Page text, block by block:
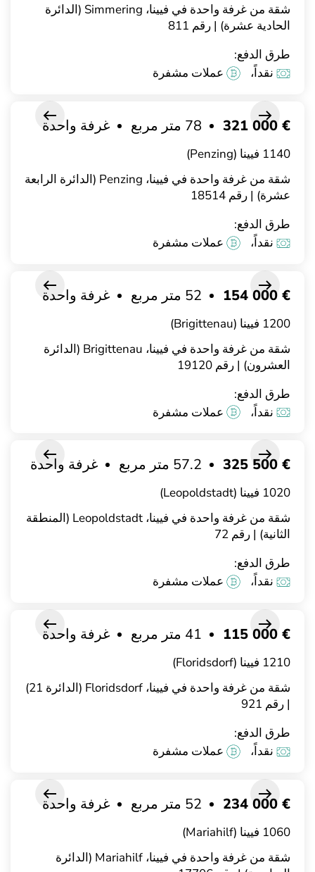
شقة من غرفة واحدة في فيينا، Simmering (الدائرة
الحادية عشرة) | رقم 811
طرق الدفع:
نقداً،
عملات مشفرة
شقة من غرفة واحدة في فيينا، Penzing (الدائرة الرابعة
عشرة) | رقم 18514
€ 321 000 78 متر مربع غرفة واحدة
1140 فيينا (Penzing)
طرق الدفع:
نقداً،
عملات مشفرة
شقة من غرفة واحدة في فيينا، Brigittenau (الدائرة
العشرون) | رقم 19120
€ 154 000 52 متر مربع غرفة واحدة
1200 فيينا (Brigittenau)
طرق الدفع:
نقداً،
عملات مشفرة
شقة من غرفة واحدة في فيينا، Leopoldstadt (المنطقة
الثانية) | رقم 72
€ 325 500 57.2 متر مربع غرفة واحدة
1020 فيينا (Leopoldstadt)
طرق الدفع:
نقداً،
عملات مشفرة
شقة من غرفة واحدة في فيينا، Floridsdorf (الدائرة 21)
| رقم 921
€ 115 000 41 متر مربع غرفة واحدة
1210 فيينا (Floridsdorf)
طرق الدفع:
نقداً،
عملات مشفرة
شقة من غرفة واحدة في فيينا، Mariahilf (الدائرة
€ 234 000 52 متر مربع غرفة واحدة
1060 فيينا (Mariahilf)